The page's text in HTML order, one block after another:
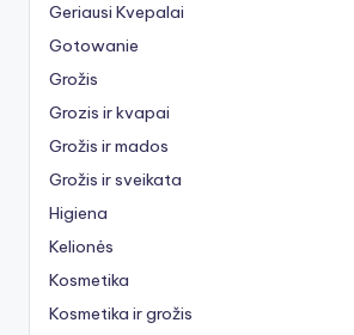
Geriausi Kvepalai
Gotowanie
Grožis
Grozis ir kvapai
Grožis ir mados
Grožis ir sveikata
Higiena
Kelionės
Kosmetika
Kosmetika ir grožis